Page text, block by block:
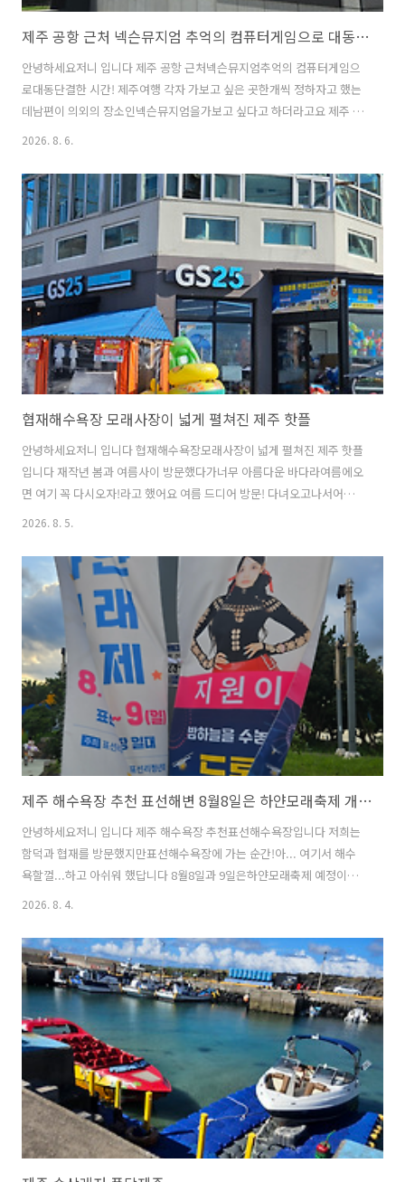
제주 공항 근처 넥슨뮤지엄 추억의 컴퓨터게임으로 대동단결
안녕하세요저니 입니다 제주 공항 근처넥슨뮤지엄추억의 컴퓨터게임으
로대동단결한 시간! 제주여행 각자 가보고 싶은 곳한개씩 정하자고 했는
데남편이 의외의 장소인넥슨뮤지엄을가보고 싶다고 하더라고요 제주 공
항 근처라마지막날 방문하고렌터카를 돌려주기로 계획했답니다 관람요
결제하면카드가 나와요이 카드는 일층에서 게임할때 필요합니다 1층부
터한층씩 올라가고마지막에카페 메이플스토리를 이용하시면 좋아요카
페만 있는게 아니라기념품도 판매하고 있어서구매하면 들고다녀야하는
수고로움이 있거든요 내 캐릭터를 선정하고1층으로 입장하면오락실에
있는 게임들이많이 있어요 인원이 많아지니줄서 있어야해서맛보기만 하
고이동했답니다좀 아쉬웠어요 제가 컴퓨터를 처음 배..
2026. 8. 6.
협재해수욕장 모래사장이 넓게 펼쳐진 제주 핫플
안녕하세요저니 입니다 협재해수욕장모래사장이 넓게 펼쳐진 제주 핫플
입니다 재작년 봄과 여름사이 방문했다가너무 아름다운 바다라여름에오
면 여기 꼭 다시오자!라고 했어요 여름 드디어 방문! 다녀오고나서어떤사
람이 인스타글에파라솔때문에 모래놀이도못하고 쫒겨났다는데다녀온
고 있었는데요 촉촉하게 밟히는 모래가 맨발이면 더 기분 좋아요 전날 함
덕해수욕장에서10분 있다가 나왔는데이날은 1시간은 잘 놀았어요 해수
욕장마다 마감시간이 있으니참고해서 방문하세요 해수욕장마다6월쯤
방문했을때와는좀 다른 분위기더라고요포카리스웨트같은 바다라고 생
각했는데사람이 많으니 그정도는 아닌것 같은 느낌요 오히려아침 창밖
으로 보이는 풍경이나해안도로를 타고 이동하면서보이는 바다가..
2026. 8. 5.
제주 해수욕장 추천 표선해변 8월8일은 하얀모래축제 개막식도 있데요
안녕하세요저니 입니다 제주 해수욕장 추천표선해수욕장입니다 저희는
함덕과 협재를 방문했지만표선해수욕장에 가는 순간!아... 여기서 해수
욕할껄...하고 아쉬워 했답니다 8월8일과 9일은하얀모래축제 예정이네
요 피서용품을 준비하지 않아도대여가능합니다튜브랑 구명조끼가 생각
잠깐잠깐 놀아서천막과 파라솔까지는 필요 없었어요너무 더워서5시 이
후나되야 물놀이 할 수 있더라고요오전부터 하루종일 하시는분들정말
대단해요 아름다운 제주 바다 입니다 검색했을때함덕이 1위 였는데함덕
은 생각보다 협소한 느낌이였습니다 협재도 좋았지만표선의 가장 좋았
던 점은모래사장보다 현무암이 많고계단식으로 정리되어 있더라고요 당
연히 모래사장도 있지만좀 협소해요모래놀이 좋아하면협재해수욕..
2026. 8. 4.